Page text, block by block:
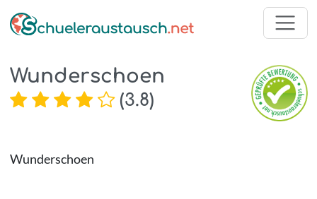
Wunderschoen
(3.8)
Wunderschoen